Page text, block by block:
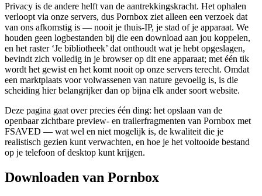
Privacy is de andere helft van de aantrekkingskracht. Het ophalen
verloopt via onze servers, dus Pornbox ziet alleen een verzoek dat
van ons afkomstig is — nooit je thuis-IP, je stad of je apparaat. We
houden geen logbestanden bij die een download aan jou koppelen,
en het raster ‘Je bibliotheek’ dat onthoudt wat je hebt opgeslagen,
bevindt zich volledig in je browser op dit ene apparaat; met één tik
wordt het gewist en het komt nooit op onze servers terecht. Omdat
een marktplaats voor volwassenen van nature gevoelig is, is die
scheiding hier belangrijker dan op bijna elk ander soort website.
Deze pagina gaat over precies één ding: het opslaan van de
openbaar zichtbare preview- en trailerfragmenten van Pornbox met
FSAVED — wat wel en niet mogelijk is, de kwaliteit die je
realistisch gezien kunt verwachten, en hoe je het voltooide bestand
op je telefoon of desktop kunt krijgen.
Downloaden van Pornbox